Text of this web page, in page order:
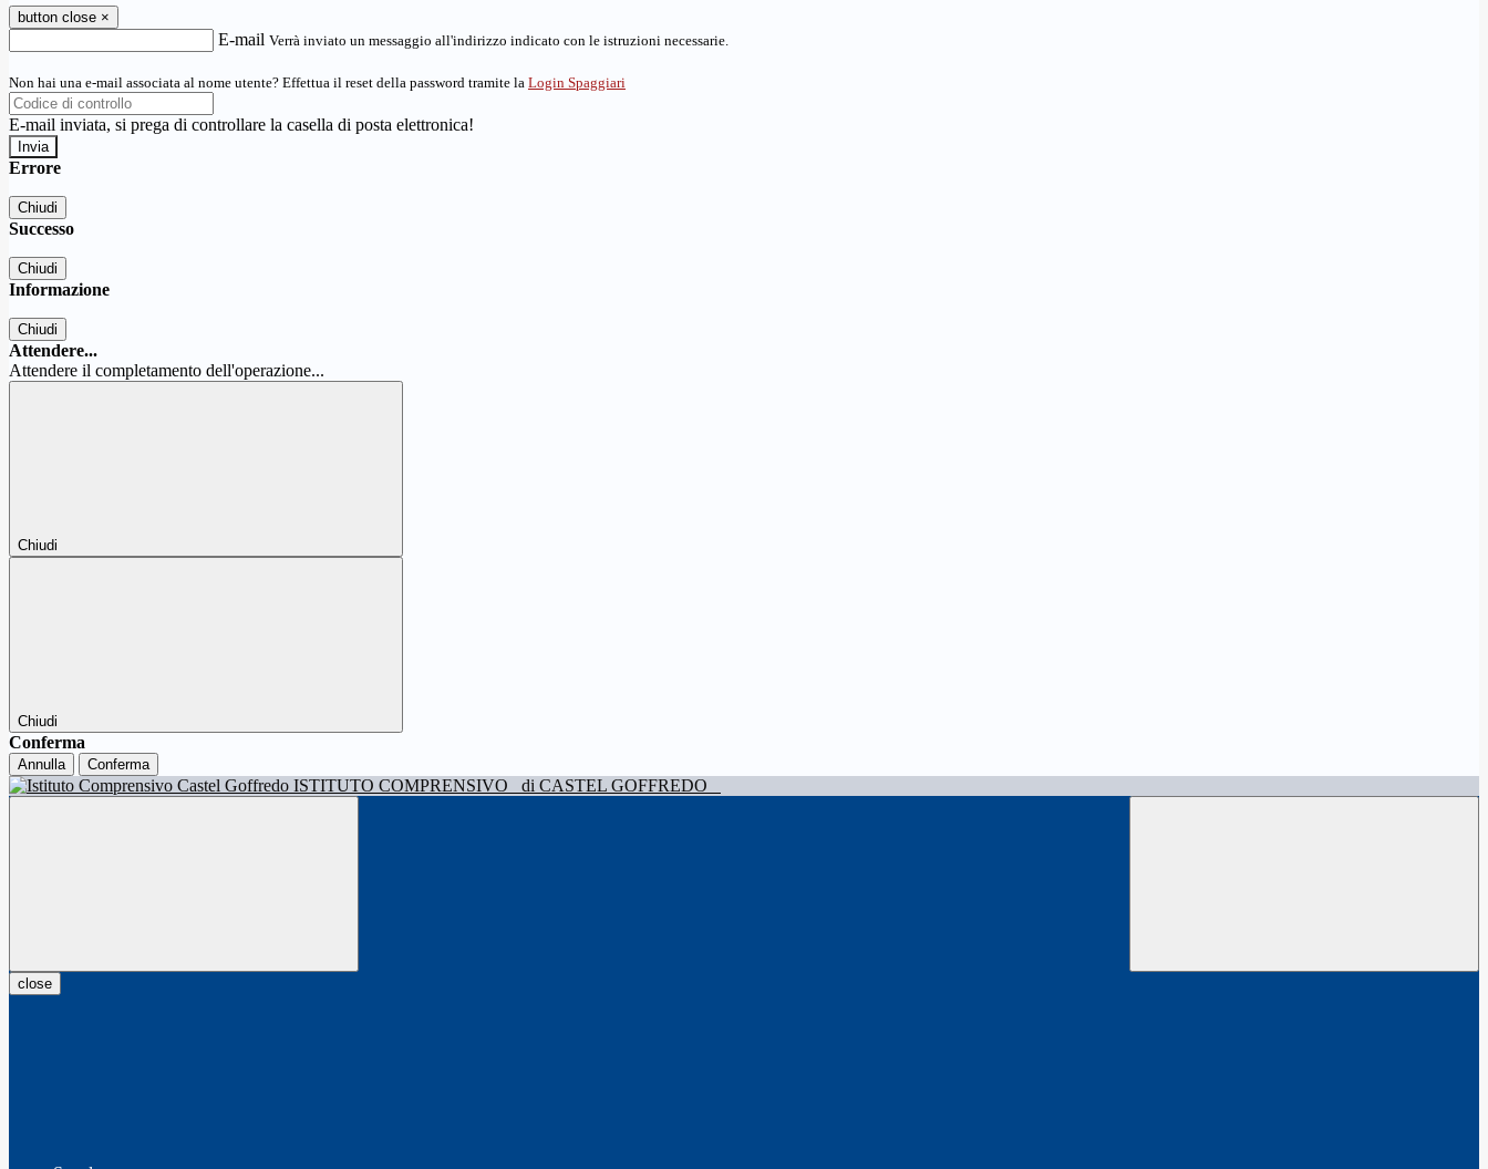
button close ×
E-mail Verrà inviato un messaggio all'indirizzo indicato con le istruzioni necessarie.
Non hai una e-mail associata al nome utente? Effettua il reset della password tramite la Login Spaggiari
E-mail inviata, si prega di controllare la casella di posta elettronica!
Errore
Chiudi
Successo
Chiudi
Informazione
Chiudi
Attendere...
Attendere il completamento dell'operazione...
Chiudi
Chiudi
Conferma
Annulla Conferma
ISTITUTO COMPRENSIVO di CASTEL GOFFREDO
close